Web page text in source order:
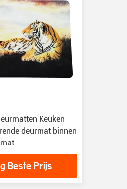
Keuken
deurmat binnen
Beste Prijs